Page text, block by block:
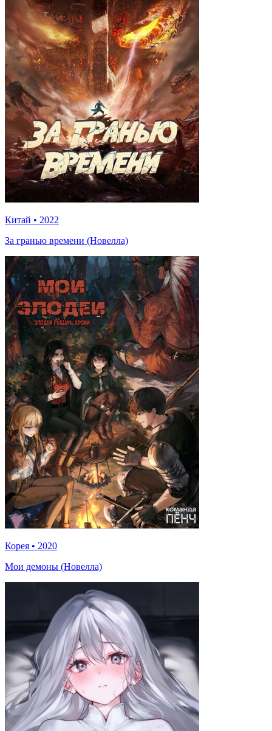
Китай • 2022
За гранью времени (Новелла)
Корея • 2020
Мои демоны (Новелла)